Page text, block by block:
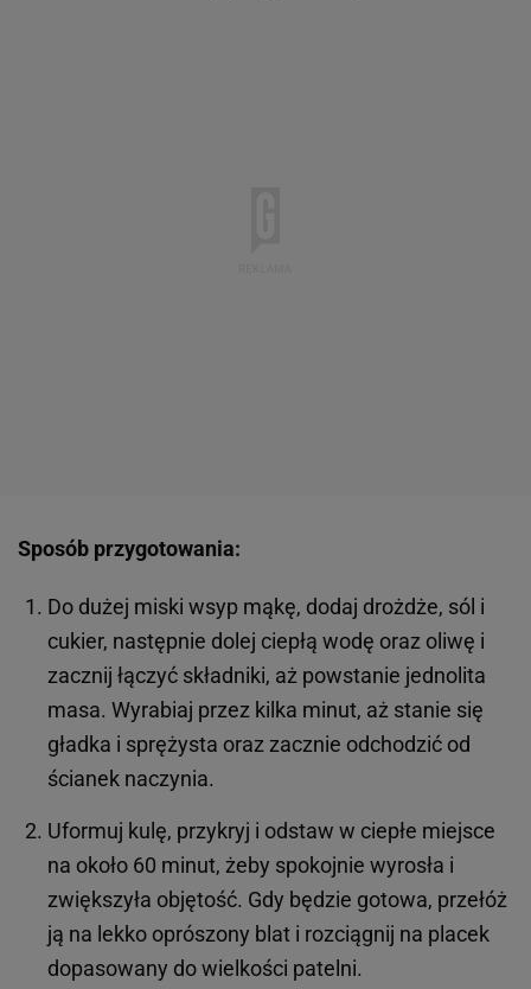
Sposób przygotowania:
Do dużej miski wsyp mąkę, dodaj drożdże, sól i
cukier, następnie dolej ciepłą wodę oraz oliwę i
zacznij łączyć składniki, aż powstanie jednolita
masa. Wyrabiaj przez kilka minut, aż stanie się
gładka i sprężysta oraz zacznie odchodzić od
ścianek naczynia.
Uformuj kulę, przykryj i odstaw w ciepłe miejsce
na około 60 minut, żeby spokojnie wyrosła i
zwiększyła objętość. Gdy będzie gotowa, przełóż
ją na lekko oprószony blat i rozciągnij na placek
dopasowany do wielkości patelni.